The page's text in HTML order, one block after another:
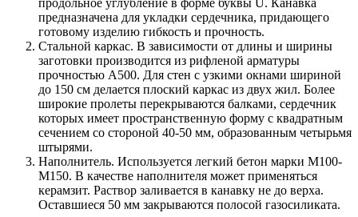
предназначена для укладки сердечника, придающего
готовому изделию гибкость и прочность.
Стальной каркас. В зависимости от длины и ширины
заготовки производится из рифленой арматуры
прочностью А500. Для стен с узкими окнами шириной
до 150 см делается плоский каркас из двух жил. Более
широкие пролеты перекрываются балками, сердечник
которых имеет пространственную форму с квадратным
сечением со стороной 40-50 мм, образованным четырьмя
штырями.
Наполнитель. Используется легкий бетон марки М100-
М150. В качестве наполнителя может применяться
керамзит. Раствор заливается в канавку не до верха.
Оставшиеся 50 мм закрываются полосой газосиликата.